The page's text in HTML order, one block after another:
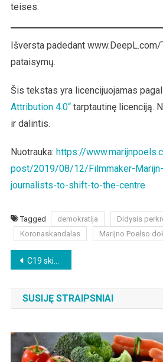
teises.
Išversta padedant www.DeepL.com/
pataisymų.
Šis tekstas yra licencijuojamas pagal
Attribution 4.0“tarptautinę licenciją.
ir dalintis.
Nuotrauka: https://
post/2019/08/12/Filmmaker-
journalists-to-shift-to-the-centre
Tagged demokratija
Didysis
Koronaskandalas
Marijno Poelso
Beitragsnavigation
C19 skiepai sukelia akių pažeidimus ir net aklumą
SUSIJĘ STRAIPSNIAI